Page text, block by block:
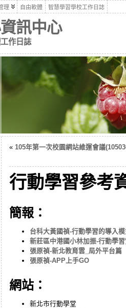
理 自由軟體 智慧學習學校工作日誌
訊中心
作日誌
« 105年第一次校園網站維運會議
行動學習參考
簡報：
台科大黃國禎-行動學習的導入
新莊區中港國小林加振-行動學
張原禎-新北教育雲_局外平台篇
張原禎-APP上手GO
網站：
新北市行動學堂